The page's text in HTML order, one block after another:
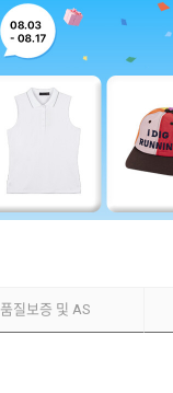
품질보증 및 AS